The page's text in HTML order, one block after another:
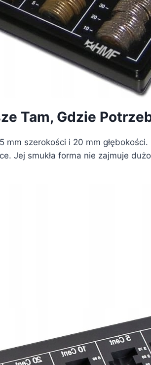
Tam, Gdzie
mm szerokości i 20 mm
Jej smukła forma nie zajmuje